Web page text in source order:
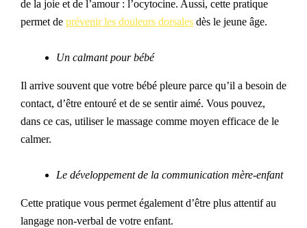
de la joie et de l’amour : l’ocytocine. Aussi, cette pratique
permet de prévenir les douleurs dorsales dès le jeune âge.
Un calmant pour bébé
Il arrive souvent que votre bébé pleure parce qu’il a besoin de
contact, d’être entouré et de se sentir aimé. Vous pouvez,
dans ce cas, utiliser le massage comme moyen efficace de le
calmer.
Le développement de la communication mère-enfant
Cette pratique vous permet également d’être plus attentif au
langage non-verbal de votre enfant.